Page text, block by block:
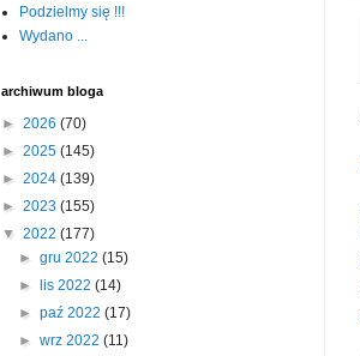
Podzielmy się !!!
Wydano ...
archiwum bloga
► 2026 (70)
► 2025 (145)
► 2024 (139)
► 2023 (155)
▼ 2022 (177)
►gru 2022(15)
►
lis 2022(14)
►paź 2022(17)
►wrz 2022(11)